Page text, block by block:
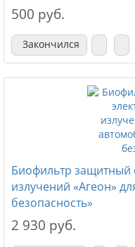
500 руб.
Закончился
Биофильтр защитный
излучений «Агеон»
безопасность»
2 930 руб.